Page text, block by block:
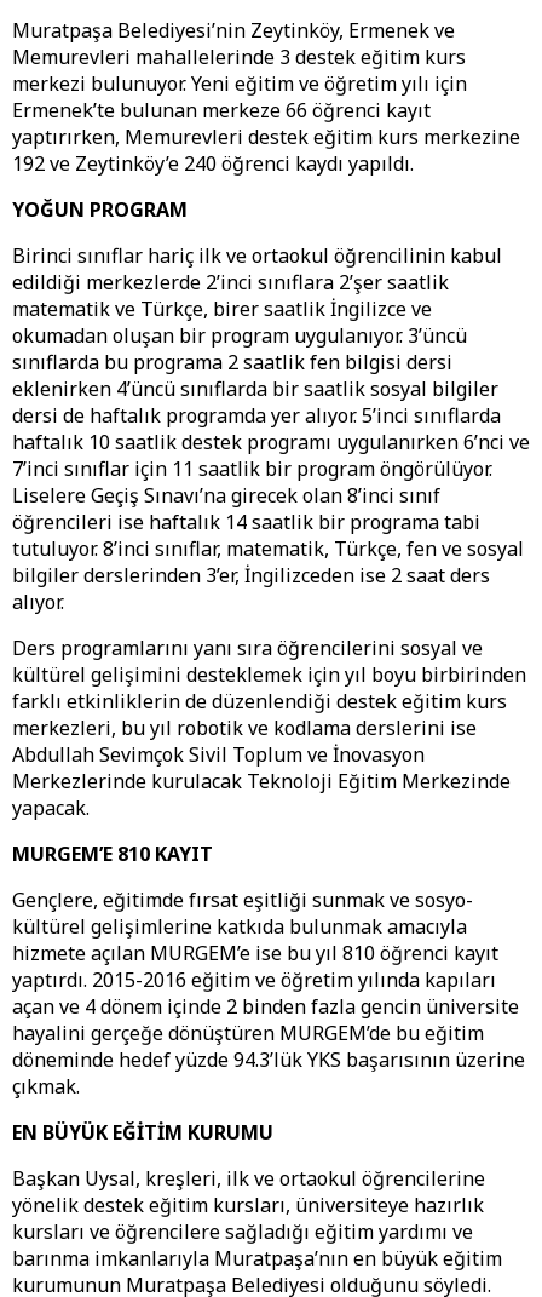
Muratpaşa Belediyesi’nin Zeytinköy, Ermenek ve
Memurevleri mahallelerinde 3 destek eğitim kurs
merkezi bulunuyor. Yeni eğitim ve öğretim yılı için
Ermenek’te bulunan merkeze 66 öğrenci kayıt
yaptırırken, Memurevleri destek eğitim kurs merkezine
192 ve Zeytinköy’e 240 öğrenci kaydı yapıldı.
YOĞUN PROGRAM
Birinci sınıflar hariç ilk ve ortaokul öğrencilinin kabul
edildiği merkezlerde 2’inci sınıflara 2’şer saatlik
matematik ve Türkçe, birer saatlik İngilizce ve
okumadan oluşan bir program uygulanıyor. 3’üncü
sınıflarda bu programa 2 saatlik fen bilgisi dersi
eklenirken 4’üncü sınıflarda bir saatlik sosyal bilgiler
dersi de haftalık programda yer alıyor. 5’inci sınıflarda
haftalık 10 saatlik destek programı uygulanırken 6’nci ve
7’inci sınıflar için 11 saatlik bir program öngörülüyor.
Liselere Geçiş Sınavı’na girecek olan 8’inci sınıf
öğrencileri ise haftalık 14 saatlik bir programa tabi
tutuluyor. 8’inci sınıflar, matematik, Türkçe, fen ve sosyal
bilgiler derslerinden 3’er, İngilizceden ise 2 saat ders
alıyor.
Ders programlarını yanı sıra öğrencilerini sosyal ve
kültürel gelişimini desteklemek için yıl boyu birbirinden
farklı etkinliklerin de düzenlendiği destek eğitim kurs
merkezleri, bu yıl robotik ve kodlama derslerini ise
Abdullah Sevimçok Sivil Toplum ve İnovasyon
Merkezlerinde kurulacak Teknoloji Eğitim Merkezinde
yapacak.
MURGEM’E 810 KAYIT
Gençlere, eğitimde fırsat eşitliği sunmak ve sosyo-
kültürel gelişimlerine katkıda bulunmak amacıyla
hizmete açılan MURGEM’e ise bu yıl 810 öğrenci kayıt
yaptırdı. 2015-2016 eğitim ve öğretim yılında kapıları
açan ve 4 dönem içinde 2 binden fazla gencin üniversite
hayalini gerçeğe dönüştüren MURGEM’de bu eğitim
döneminde hedef yüzde 94.3’lük YKS başarısının üzerine
çıkmak.
EN BÜYÜK EĞİTİM KURUMU
Başkan Uysal, kreşleri, ilk ve ortaokul öğrencilerine
yönelik destek eğitim kursları, üniversiteye hazırlık
kursları ve öğrencilere sağladığı eğitim yardımı ve
barınma imkanlarıyla Muratpaşa’nın en büyük eğitim
kurumunun Muratpaşa Belediyesi olduğunu söyledi.